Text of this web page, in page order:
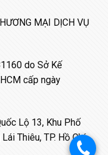
MẠI DỊCH VỤ
do Sở Kế
cấp ngày
Lộ 13, Khu Phố
Thiêu, TP. Hồ Chí
.